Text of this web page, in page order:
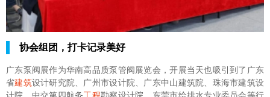
协会组团，打卡记录美好
广东泵阀展作为华南高品质泵管阀展览会，开展当天也吸引到了广东
省建筑设计研究院、广州市设计院、广东中山建筑院、珠海市建筑设
计院、中交第四航务工程勘察设计院、东莞市给排水专业委员会等行